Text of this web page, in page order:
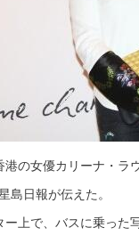
港の女優カリーナ・
島日報が伝えた。
上で、バスに乗った